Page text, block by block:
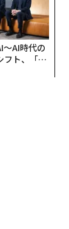
〜AI時代の
フト、「超